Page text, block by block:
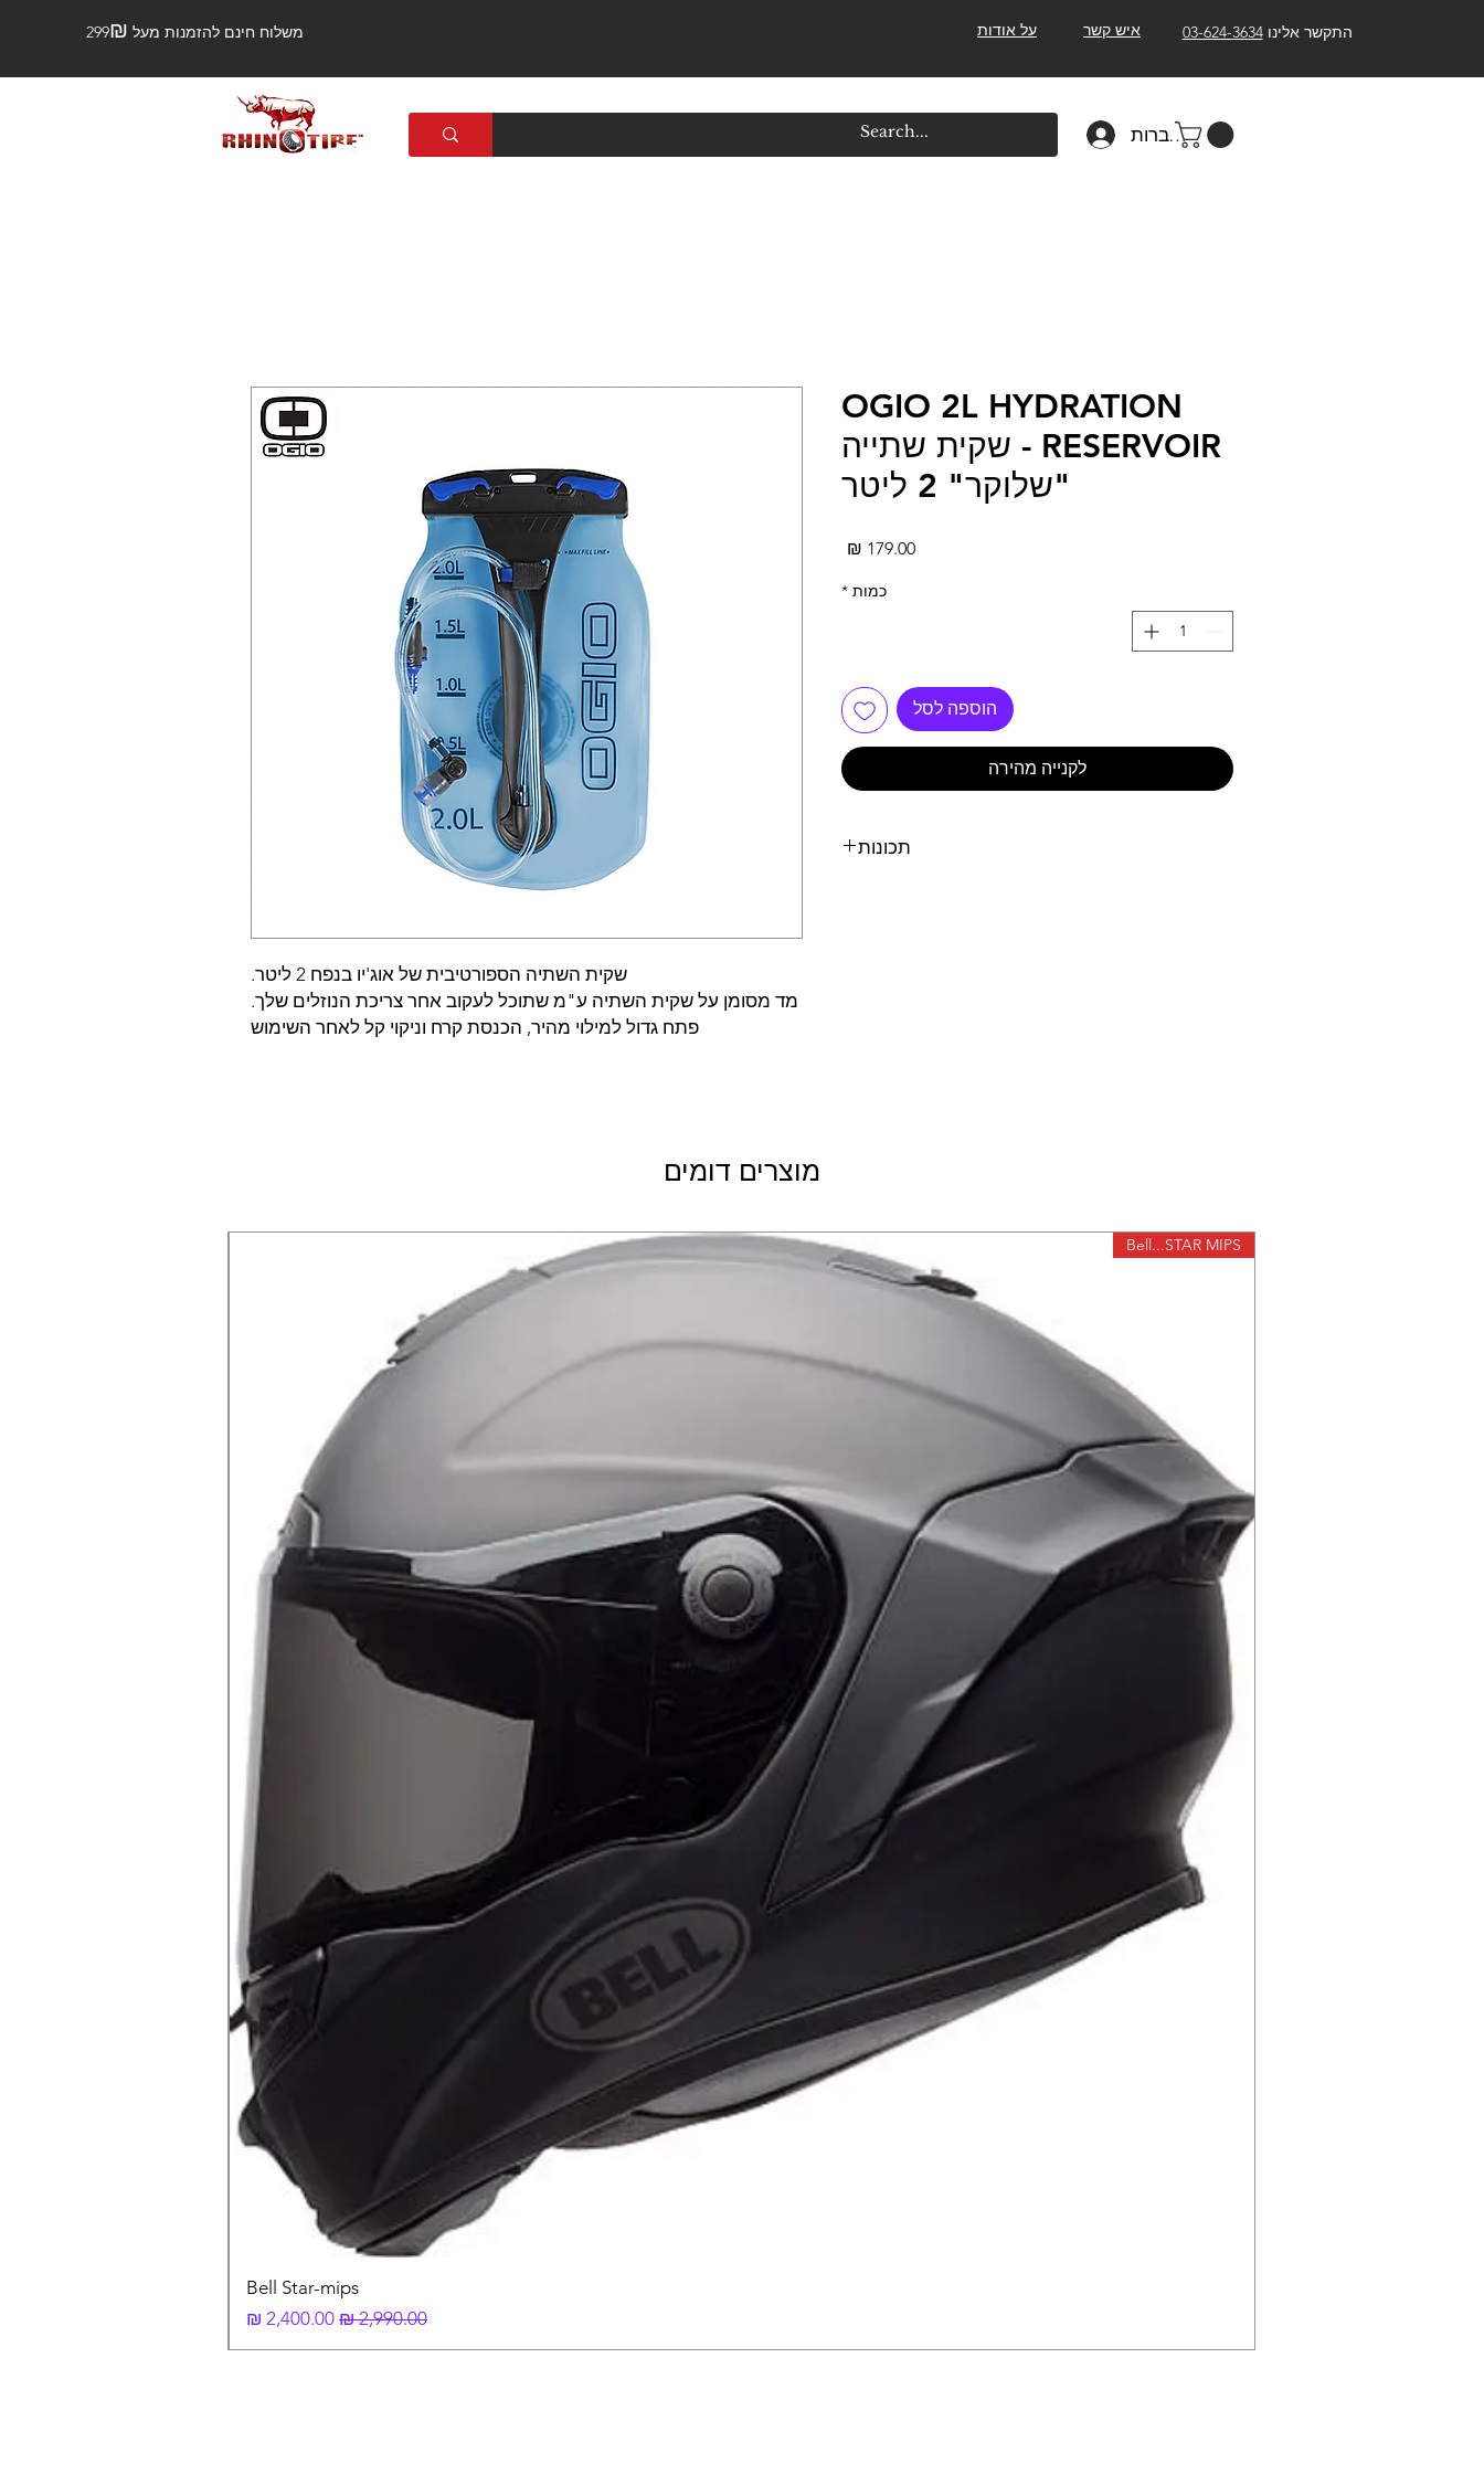
משלוח חינם להזמנות מעל 299 ₪ על אודות איש קשר התקשר אלינו03-624-3634
להתחברות
שקית השתיה הספורטיבית של אוג'יו בנפח 2 ליטר.
מד מסומן על שקית השתיה ע"מ שתוכל לעקוב אחר צריכת הנוזלים שלך.
פתח גדול למילוי מהיר, הכנסת קרח וניקוי קל לאחר השימוש
OGIO 2L HYDRATION
RESERVOIR - שקית שתייה
"שלוקר" 2 ליטר
כמות *
הוספה לסל
לקנייה מהירה
תכונות
מוצרים דומים
Bell...STAR MIPS
Bell Star-mips
מחיר רגיל
מחיר מבצע